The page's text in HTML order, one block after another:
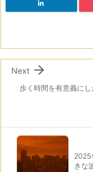
歩く時間を有意義に

Next
2025
きな